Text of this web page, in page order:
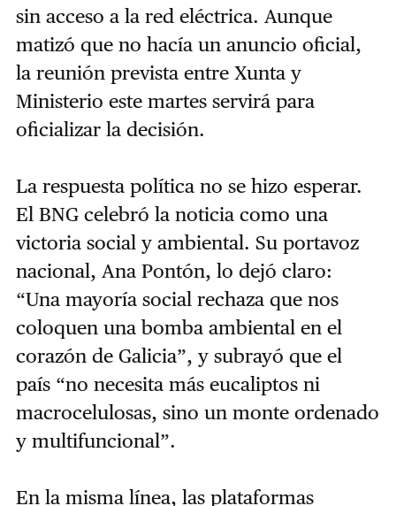
sin acceso a la red eléctrica. Aunque
matizó que no hacía un anuncio oficial,
la reunión prevista entre Xunta y
Ministerio este martes servirá para
oficializar la decisión.
La respuesta política no se hizo esperar.
El BNG celebró la noticia como una
victoria social y ambiental. Su portavoz
nacional, Ana Pontón, lo dejó claro:
“Una mayoría social rechaza que nos
coloquen una bomba ambiental en el
corazón de Galicia”, y subrayó que el
país “no necesita más eucaliptos ni
macrocelulosas, sino un monte ordenado
y multifuncional”.
En la misma línea, las plataformas